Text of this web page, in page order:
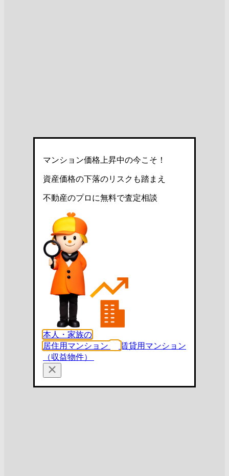
マンション価格上昇中の今こそ！
資産価格の下落のリスクも踏まえ
不動産のプロに無料で査定相談
本人・家族の
居住用マンション
賃貸用マンション
（収益物件）